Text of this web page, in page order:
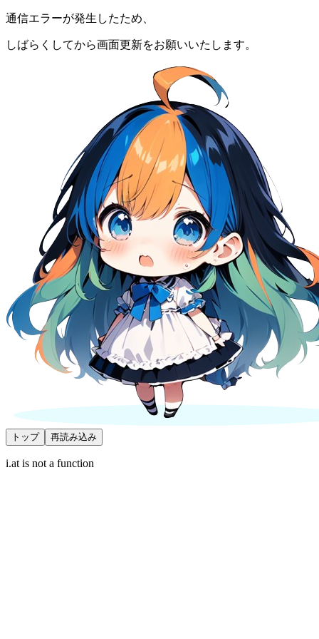
通信エラーが発生したため、
しばらくしてから画面更新をお願いいたします。
トップ 再読み込み
i.at is not a function